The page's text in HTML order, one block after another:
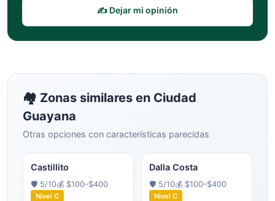
✍️ Dejar mi opinión
🏘️ Zonas similares en Ciudad
Guayana
Otras opciones con características parecidas
Castillito
🛡️ 5/10💰 $100-$400
Nivel C
Dalla Costa
🛡️ 5/10💰 $100-$400
Nivel C